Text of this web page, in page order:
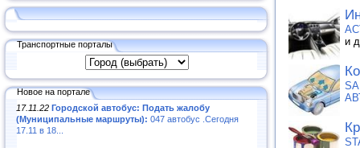
Транспортные порталы
Новое на портале
17.11.22 Городской автобус: Подать жалобу
(Муниципальные маршруты): 047 автобус .Сегодня
17.11 в 18...
и